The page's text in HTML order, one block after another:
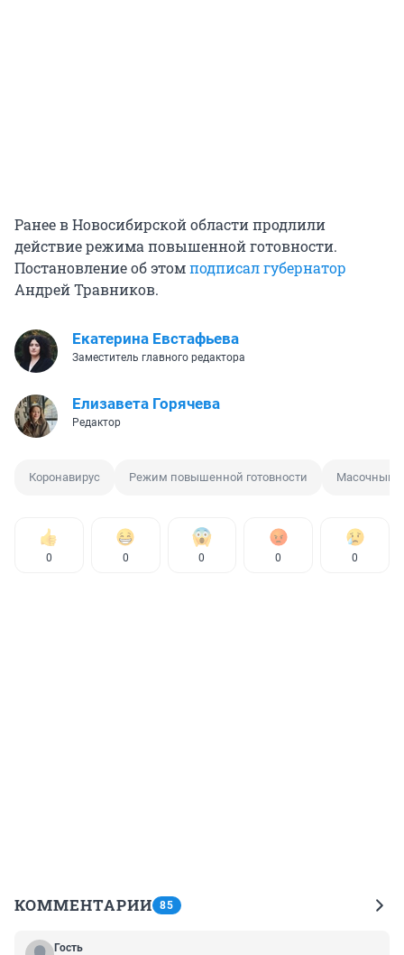
Ранее в Новосибирской области продлили
действие режима повышенной готовности.
Постановление об этомподписал губернатор
Андрей Травников.
Екатерина Евстафьева
Заместитель главного редактора
Елизавета Горячева
Редактор
Коронавирус Режим повышенной готовности Масочный
0 0 0 0 0
КОММЕНТАРИИ 85
Гость